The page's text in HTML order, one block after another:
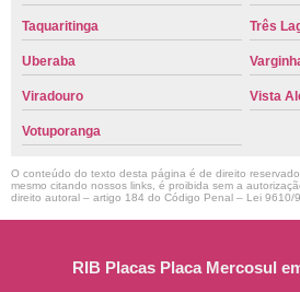
Taquaritinga Três
Uberaba
Viradouro Vista
Votuporanga
O conteúdo do texto desta página é de direito
mesmo citando nossos links, é proibida sem a
direito autoral – artigo 184 do Código Penal – Lei 9610/
RIB Placas Placa Mercosul